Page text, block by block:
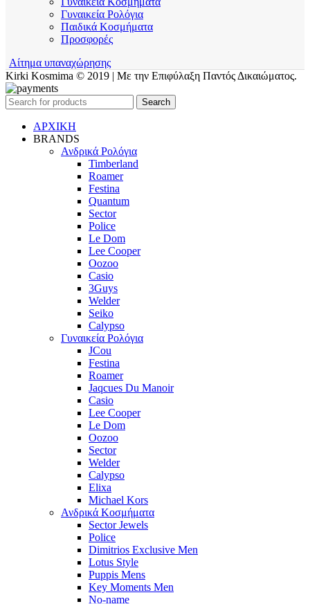
Γυναικεία Ρολόγια
Παιδικά Κοσμήματα
Προσφορές
Αίτημα υπαναχώρησης
Kirki Kosmima © 2019 | Με την Επιφύλαξη Παντός Δικαιώματος.
Search
ΑΡΧΙΚΗ
BRANDS
Ανδρικά Ρολόγια
Timberland
Roamer
Festina
Quantum
Sector
Police
Le Dom
Lee Cooper
Oozoo
Casio
3Guys
Welder
Seiko
Calypso
Γυναικεία Ρολόγια
JCou
Festina
Roamer
Jaqcues Du Manoir
Casio
Lee Cooper
Le Dom
Oozoo
Sector
Welder
Calypso
Elixa
Michael Kors
Ανδρικά Κοσμήματα
Sector Jewels
Police
Dimitrios Exclusive Men
Lotus Style
Puppis Mens
Key Moments Men
No-name